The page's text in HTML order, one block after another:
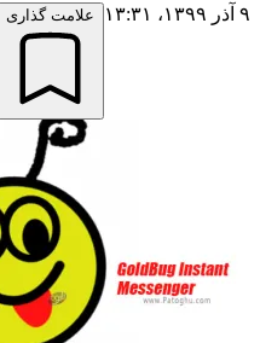
۹ آذر ۱۳۹۹،‏ ۱۳:۳۱
علامت گذاری